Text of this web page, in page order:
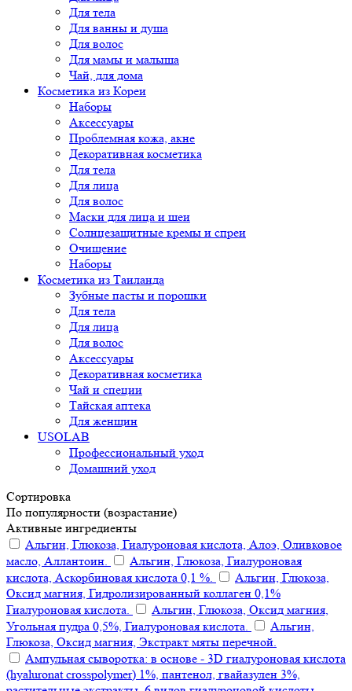
Для тела
Для ванны и душа
Для волос
Для мамы и малыша
Чай, для дома
Косметика из Кореи
Наборы
Аксессуары
Проблемная кожа, акне
Декоративная косметика
Для тела
Для лица
Для волос
Маски для лица и шеи
Солнцезащитные кремы и спреи
Очищение
Наборы
Косметика из Таиланда
Зубные пасты и порошки
Для тела
Для лица
Для волос
Аксессуары
Декоративная косметика
Чай и специи
Тайская аптека
Для женщин
USOLAB
Профессиональный уход
Домашний уход
Сортировка
По популярности (возрастание)
Активные ингредиенты
Альгин, Глюкоза, Гиалуроновая кислота, Алоэ, Оливковое
масло, Аллантоин.
Альгин, Глюкоза, Гиалуроновая
кислота, Аскорбиновая кислота 0,1 %.
Альгин, Глюкоза,
Оксид магния, Гидролизированный коллаген 0,1%
Гиалуроновая кислота.
Альгин, Глюкоза, Оксид магния,
Угольная пудра 0,5%, Гиалуроновая кислота.
Альгин,
Глюкоза, Оксид магния, Экстракт мяты перечной.
Ампульная сыворотка: в основе - 3D гиалуроновая кислота
(hyaluronat crosspolymer) 1%, пантенол, гвайазулен 3%,